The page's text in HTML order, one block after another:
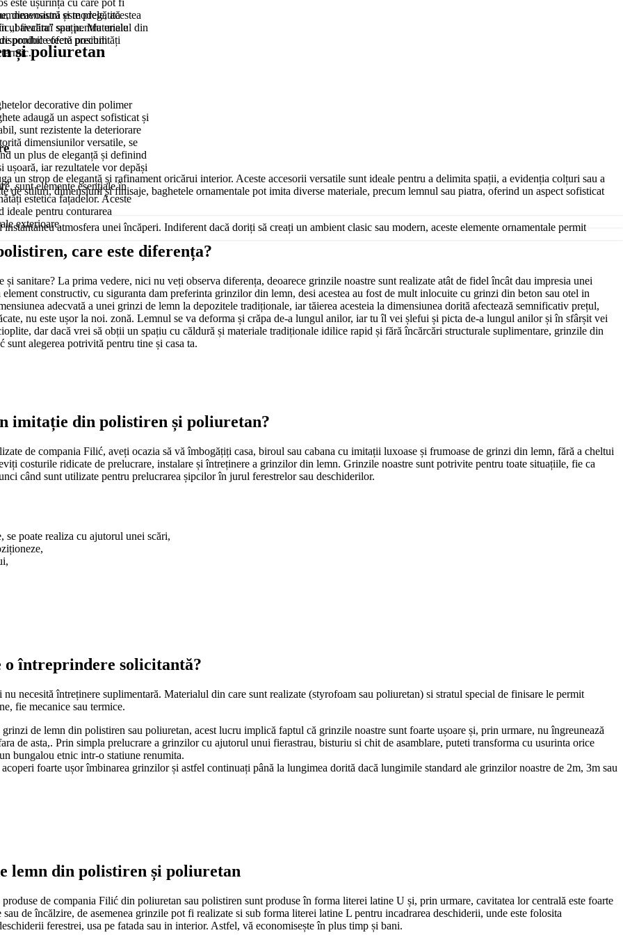
decorative din polimer
adaugă un aspect sofisticat și
sunt rezistente la deteriorare
dimensiunilor versatile, se
un plus de eleganță și definind
ușoară, iar rezultatele vor depăși
led
perfectă pentru transformarea
se instalează ușor la
elegant și rafinat.
ușoară a baghetei și un adeziv
punct de interes vizual, dar oferi camerei tale o dimensiune unică care combină eleganța și modernitatea, creând interes vizual. Poți să
creativitatea ușor accesibilă. Cu o instalare simplă și opțiunea de a le embelliza cu vopsele acrilice și pe bază de apă, ambele materiale
praf sau grăsime înainte de montare.
la umiditate, crăpături și
își păstrează aspectul și
simplă – este
un plus de eleganță casei
poliuretan.
este pregătită
„bavalita” sau pentru unele
produc efecte precum
sunt elemente esențiale în
estetica fațadelor. Aceste
pentru conturarea
exterioare.
sunt ușoare, rezistente la
tencuială specială pentru a
mai tradiționale.
exterior sunt elemente de
fațadelor clădirilor. Aceste
precum cornișe, brâuri sau
climatice dure. După
de design arhitectural menite să
și ornamente sunt adesea
dar și pentru a crea detalii
este ușor și rezistent la
climatice dure. După
sau cu un strat protector, care le
și stiluri, de la simple la
mai tridimensional. Este
pentru a încadra armonios
este ușurința cu care pot fi
dimensiuni și modele, acestea
fiecărui spațiu. Materialul din
oferă posibilități
un strop de eleganță și rafinament oricărui interior. Aceste accesorii versatile sunt ideale pentru a delimita spații, a evidenția colțuri sau a
de stiluri, dimensiuni și finisaje, baghetele ornamentale pot imita diverse materiale, precum lemnul sau piatra, oferind un aspect sofisticat
atmosfera unei încăperi. Indiferent dacă doriți să creați un ambient clasic sau modern, aceste elemente ornamentale permit
adaugă un aspect sofisticat și
sunt rezistente la deteriorare
un plus de eleganță și definind
ușoară, iar rezultatele vor depăși
și funcțională pentru
și pentru a crea
de finisaje. Datorită
ipsos sau de polistiren, aceste
spațiu. Aceste accesorii
detalii arhitecturale
pereților și
unor tranziții fluide între
și poliuretan
care este diferența?
sanitare? La prima vedere, nici nu veți observa diferența, deoarece grinzile noastre sunt realizate atât de fidel încât dau impresia unei
constructiv, cu siguranta dam preferinta grinzilor din lemn, desi acestea au fost de mult inlocuite cu grinzi din beton sau otel in
adecvată a unei grinzi de lemn la depozitele tradiționale, iar tăierea acesteia la dimensiunea dorită afectează semnificativ prețul,
nu este ușor la noi. zonă. Lemnul se va deforma și crăpa de-a lungul anilor, iar tu îl vei șlefui și picta de-a lungul anilor și în sfârșit vei
dar dacă vrei să obții un spațiu cu căldură și materiale tradiționale idilice rapid și fără încărcări structurale suplimentare, grinzile din
alegerea potrivită pentru tine și casa ta.
imitație din polistiren și poliuretan?
de compania Filić, aveți ocazia să vă îmbogățiți casa, biroul sau cabana cu imitații luxoase și frumoase de grinzi din lemn, fără a cheltui
costurile ridicate de prelucrare, instalare și întreținere a grinzilor din lemn. Grinzile noastre sunt potrivite pentru toate situațiile, fie ca
când sunt utilizate pentru prelucrarea șipcilor în jurul ferestrelor sau deschiderilor.
se poate realiza cu ajutorul unei scări,
întreprindere solicitantă?
necesită întreținere suplimentară. Materialul din care sunt realizate (styrofoam sau poliuretan) si stratul special de finisare le permit
fie mecanice sau termice.
de lemn din polistiren sau poliuretan, acest lucru implică faptul că grinzile noastre sunt foarte ușoare și, prin urmare, nu îngreunează
de asta,. Prin simpla prelucrare a grinzilor cu ajutorul unui fierastrau, bisturiu si chit de asamblare, puteti transforma cu usurinta orice
bungalou etnic intr-o statiune renumita.
foarte ușor îmbinarea grinzilor și astfel continuați până la lungimea dorită dacă lungimile standard ale grinzilor noastre de 2m, 3m sau
lemn din polistiren și poliuretan
de compania Filić din poliuretan sau polistiren sunt produse în forma literei latine U și, prin urmare, cavitatea lor centrală este foarte
de încălzire, de asemenea grinzile pot fi realizate si sub forma literei latine L pentru incadrarea deschiderii, unde este folosita
ferestrei, usa pe fatada sau in interior. Astfel, vă economisește în plus timp și bani.